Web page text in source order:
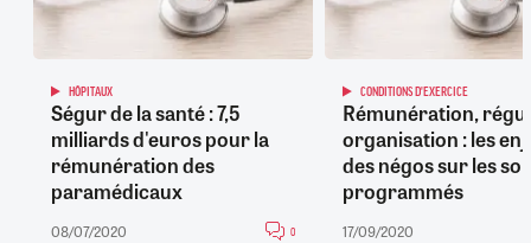
HÔPITAUX
Ségur de la santé : 7,5
milliards d'euros pour la
rémunération des
paramédicaux
08/07/2020 0
CONDITIONS D'EXERCICE
Rémunération,
organisation : les
des négos sur les
programmés
17/09/2020